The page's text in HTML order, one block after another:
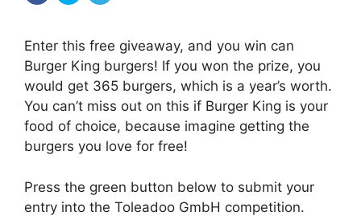
Enter this free giveaway, and you win can
Burger King burgers! If you won the prize, you
would get 365 burgers, which is a year’s worth.
You can’t miss out on this if Burger King is your
food of choice, because imagine getting the
burgers you love for free!
Press the green button below to submit your
entry into the Toleadoo GmbH competition.